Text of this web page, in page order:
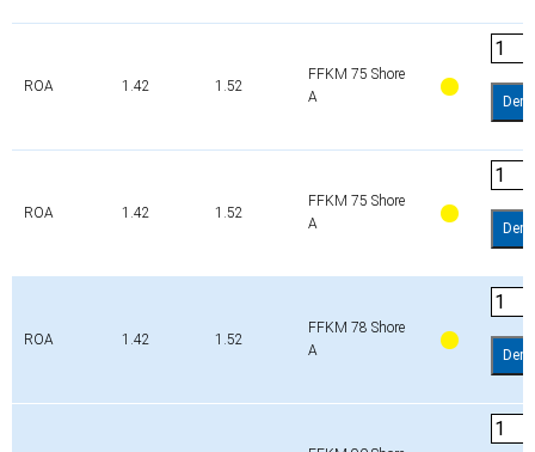
ROA 1.42 1.52
FFKM 75 Shore
A
ROA 1.42 1.52
FFKM 75 Shore
A
ROA 1.42 1.52
FFKM 78 Shore
A